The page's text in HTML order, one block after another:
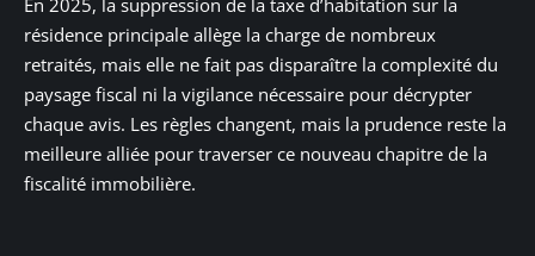
En 2025, la suppression de la taxe d’habitation sur la
résidence principale allège la charge de nombreux
retraités, mais elle ne fait pas disparaître la complexité du
paysage fiscal ni la vigilance nécessaire pour décrypter
chaque avis. Les règles changent, mais la prudence reste la
meilleure alliée pour traverser ce nouveau chapitre de la
fiscalité immobilière.